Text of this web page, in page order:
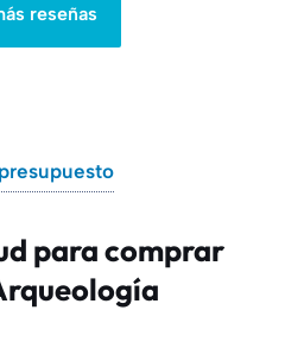
reseñas
para comprar